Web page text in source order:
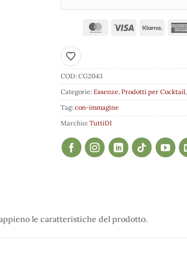
Aggiungi ai preferiti
COD:CG2043
Categorie:Essenze,Prodotti per Cocktail,
Tag:con-immagine
Marchio:TuttiDI
le caratteristiche del prodotto.